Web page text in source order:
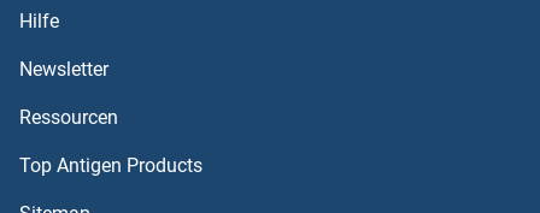
ATCAY Antikörper
Ataxin 3 Antikörper
Ataxin 2-Like Antikörper
Hilfe
Newsletter
Ressourcen
Top Antigen Products